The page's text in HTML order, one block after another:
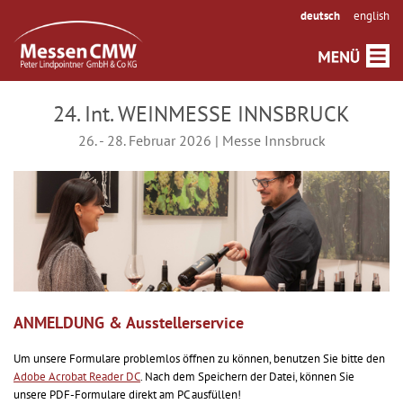
deutsch english
24. Int. WEINMESSE INNSBRUCK
26. - 28. Februar 2026 | Messe Innsbruck
ANMELDUNG & Ausstellerservice
Um unsere Formulare problemlos öffnen zu können, benutzen Sie bitte den
Adobe Acrobat Reader DC. Nach dem Speichern der Datei, können Sie
unsere PDF-Formulare direkt am PC ausfüllen!